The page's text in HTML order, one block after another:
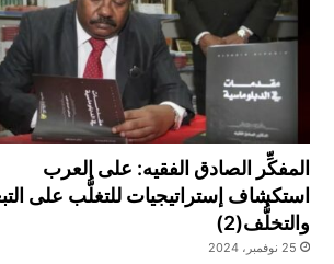
المفكِّر الصادق الفقيه: على العرب
استكشاف إستراتيجيات للتغلُّب على
والتخلُّف(2)
25 نوفمبر، 2024